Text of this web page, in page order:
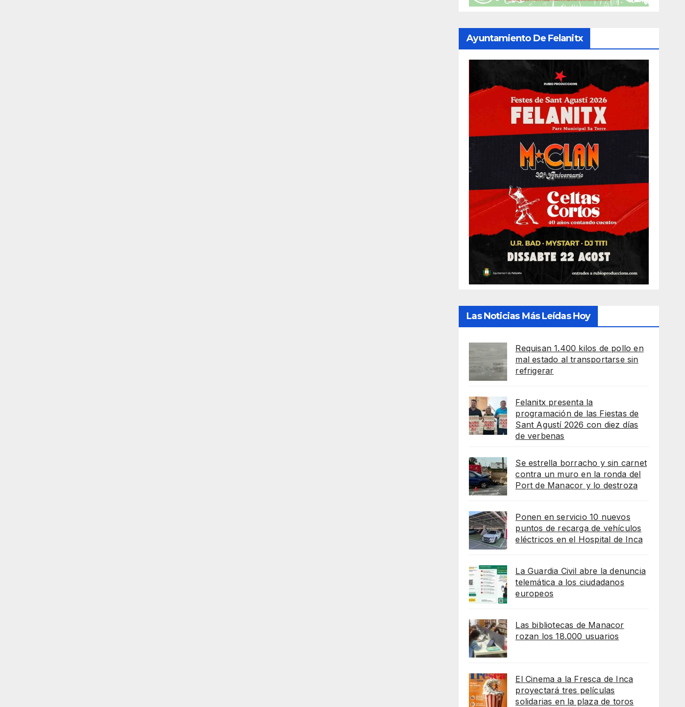
Ayuntamiento De Felanitx
Las Noticias Más Leídas Hoy
Requisan 1.400 kilos de pollo en
mal estado al transportarse sin
refrigerar
Felanitx presenta la
programación de las Fiestas de
Sant Agustí 2026 con diez días
de verbenas
Se estrella borracho y sin carnet
contra un muro en la ronda del
Port de Manacor y lo destroza
Ponen en servicio 10 nuevos
puntos de recarga de vehículos
eléctricos en el Hospital de Inca
La Guardia Civil abre la denuncia
telemática a los ciudadanos
europeos
Las bibliotecas de Manacor
rozan los 18.000 usuarios
El Cinema a la Fresca de Inca
proyectará tres películas
solidarias en la plaza de toros